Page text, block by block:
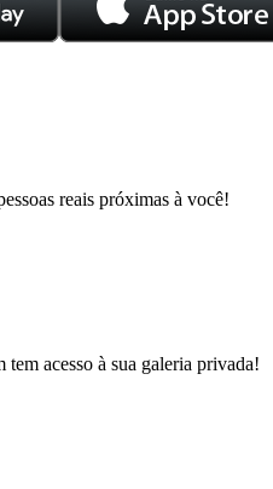
reais próximas à você!
tem acesso à sua galeria privada!